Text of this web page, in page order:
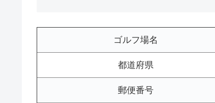
ゴルフ場名
都道府県
郵便番号